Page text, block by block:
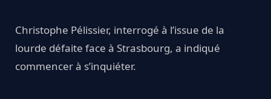
Christophe Pélissier, interrogé à l’issue de la
lourde défaite face à Strasbourg, a indiqué
commencer à s’inquiéter.